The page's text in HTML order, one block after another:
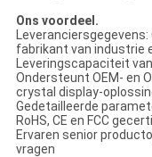
Ons voordeel.
Leveranciersgegevens:
fabrikant van industrie
Leveringscapaciteit
Ondersteunt OEM- en
crystal display-
Gedetailleerde
RoHS, CE en FCC
Ervaren senior
vragen